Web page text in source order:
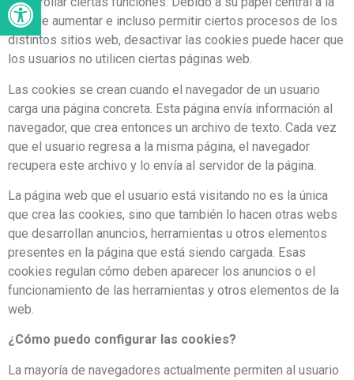
hora de aumentar e incluso permitir ciertos procesos de los
distintos sitios web, desactivar las cookies puede hacer que
los usuarios no utilicen ciertas páginas web.
Las cookies se crean cuando el navegador de un usuario
carga una página concreta. Esta página envía información al
navegador, que crea entonces un archivo de texto. Cada vez
que el usuario regresa a la misma página, el navegador
recupera este archivo y lo envía al servidor de la página.
La página web que el usuario está visitando no es la única
que crea las cookies, sino que también lo hacen otras webs
que desarrollan anuncios, herramientas u otros elementos
presentes en la página que está siendo cargada. Esas
cookies regulan cómo deben aparecer los anuncios o el
funcionamiento de las herramientas y otros elementos de la
web.
¿Cómo puedo configurar las cookies?
La mayoría de navegadores actualmente permiten al usuario